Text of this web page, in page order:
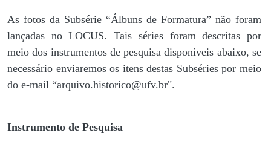
As fotos da Subsérie “Álbuns de Formatura” não foram
lançadas no LOCUS. Tais séries foram descritas por
meio dos instrumentos de pesquisa disponíveis abaixo, se
necessário enviaremos os itens destas Subséries por meio
do e-mail “arquivo.historico@ufv.br".
Instrumento de Pesquisa